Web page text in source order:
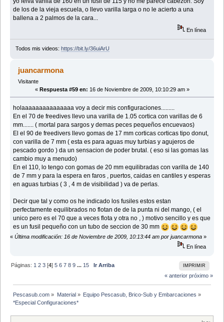
de los de la vieja escuela, o llevo varilla larga o no le acierto a una
ballena a 2 palmos de la cara...
En línea
Todos mis videos: https://bit.ly/36uiArU
juancarmona
Visitante
« Respuesta #59 en: 16 de Noviembre de 2009, 10:10:29 am »
holaaaaaaaaaaaaaaa voy a decir mis configuraciones.........
En el 70 de freedives llevo una varilla de 1.05 cortica con varillas de 6
mm....... ( mortal para sargos y demas peces pequeños encuevaos)
El el 90 de freedivers llevo gomas de 17 mm corticas corticas tipo donut,
con varilla de 7 mm ( esta es para aguas muy turbias y agujeros de
pescado gordo ) da un sensacion de poder brutal. ( eso si las gomas las
cambio muy a menudo)
En el 110, lo tengo con gomas de 20 mm equilibradas con varilla de 140
de 7 mm y para la espera en faros , puertos, caidas en cantiles y esperas
en aguas turbias ( 3 , 4 m de visibilidad ) va de perlas.
Decir que tal y como os he indicado los fusiles estos estan
perfectamente equilibrados no flotan de de la punta ni del mango, ( el
unico pero es el 70 que a veces flota y otra no , ) motivo sencillo y es que
es un fusil pequeño con un tubo de seccion de 30 mm
« Última modificación: 16 de Noviembre de 2009, 10:13:44 am por juancarmona »
En línea
IMPRIMIR
Páginas: 1 2 3 [4]5 6 7 8 9 ... 15
Ir Arriba
« anterior próximo »
Pescasub.com » Material» Equipo Pescasub, Brico-Sub y Embarcaciones »
*Especial Configuraciones*